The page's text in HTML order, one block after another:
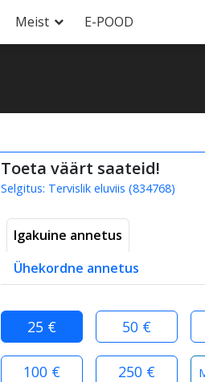
Meist E-POOD
Toeta väärt saateid!
Selgitus: Tervislik eluviis (834768)
Igakuine annetus
Ühekordne annetus
25 € 50 €
100 € 250 €